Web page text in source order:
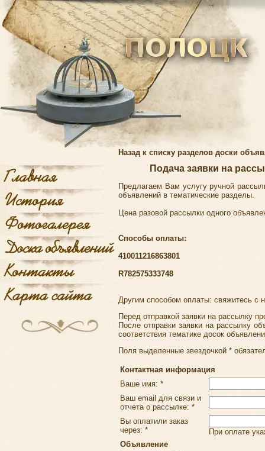
Назад к списку разделов доски
Подача заявки на
Предлагаем Вам услугу ручной
объявлений в тематические разделы.
Цена разовой рассылки одного
Способы оплаты:
410011216863801
R782575333748
Другим способом оплаты: свяжитесь с
Перед отправкой заявки на рассылку
После отправки заявки на рассылку
соответствия тематике досок
Поля выделенные звездочкой *
Контактная информация
Ваше имя: *
Ваш email для связи и
отчета о рассылке: *
Вы оплатили заказ
через: *
При оплате
Объявление